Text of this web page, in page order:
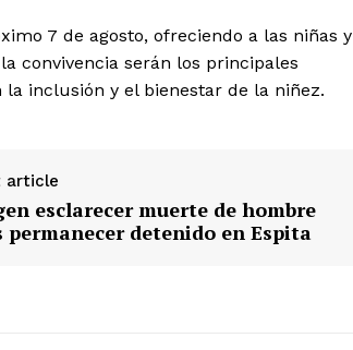
Sociedad y Negocios
Policíacas
Deportes
7 de agosto, ofreciendo a las niñas y
convivencia serán los principales
inclusión y el bienestar de la niñez.
article
esclarecer muerte de hombre
permanecer detenido en Espita